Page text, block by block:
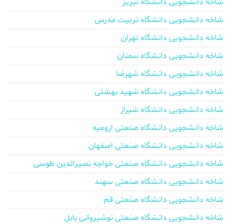
شاخه دانشجویی دانشگاه تربیت مدرس
شاخه دانشجویی دانشگاه تهران
شاخه دانشجویی دانشگاه سمنان
شاخه دانشجویی دانشگاه شهرضا
شاخه دانشجویی دانشگاه شهید بهشتی
شاخه دانشجویی دانشگاه شیراز
شاخه دانشجویی دانشگاه صنعتی ارومیه
شاخه دانشجویی دانشگاه صنعتی اصفهان
شاخه دانشجویی دانشگاه صنعتی خواجه نصیرالدین طوسی
شاخه دانشجویی دانشگاه صنعتی سهند
شاخه دانشجویی دانشگاه صنعتی قم
شاخه دانشجویی دانشگاه صنعتی نوشیروانی بابل